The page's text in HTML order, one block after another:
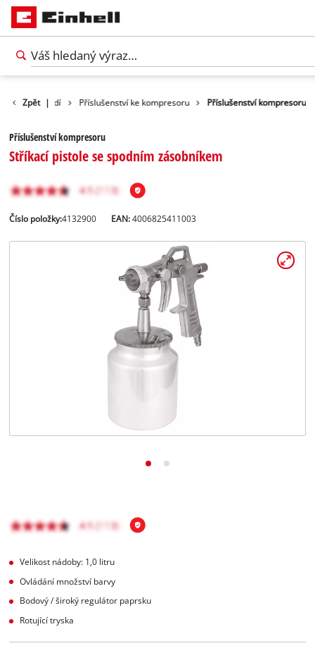
Zpět |
nářadí Příslušenství ke kompresoru Příslušenství kompresoru
Příslušenství kompresoru
Stříkací pistole se spodním zásobníkem
Číslo položky:4132900 EAN:4006825411003
Velikost nádoby: 1,0 litru
Ovládání množství barvy
Bodový / široký regulátor paprsku
Rotující tryska